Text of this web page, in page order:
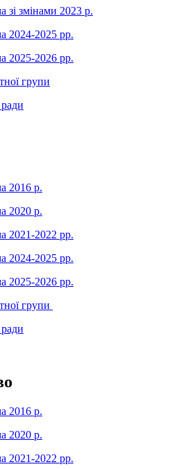
зі змінами 2023 р.
2024-2025 рр.
2025-2026 рр.
групи
2016 р.
2020 р.
2021-2022 рр.
2024-2025 рр.
2025-2026 рр.
групи
2016 р.
2020 р.
2021-2022 рр.